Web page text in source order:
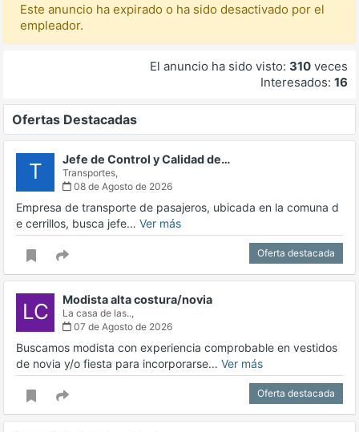
Este anuncio ha expirado o ha sido desactivado por el
empleador.
El anuncio ha sido visto: 310 veces
Interesados: 16
Ofertas Destacadas
T Jefe de Control y Calidad de…
Transportes,
08 de Agosto de 2026
Empresa de transporte de pasajeros, ubicada en la comuna d
e cerrillos, busca jefe… Ver más
Oferta destacada
LC Modista alta costura/novia
La casa de las..,
07 de Agosto de 2026
Buscamos modista con experiencia comprobable en vestidos
de novia y/o fiesta para incorporarse… Ver más
Oferta destacada